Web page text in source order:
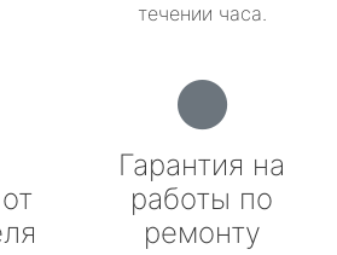
течении часа.
Гарантия на
работы по
ремонту